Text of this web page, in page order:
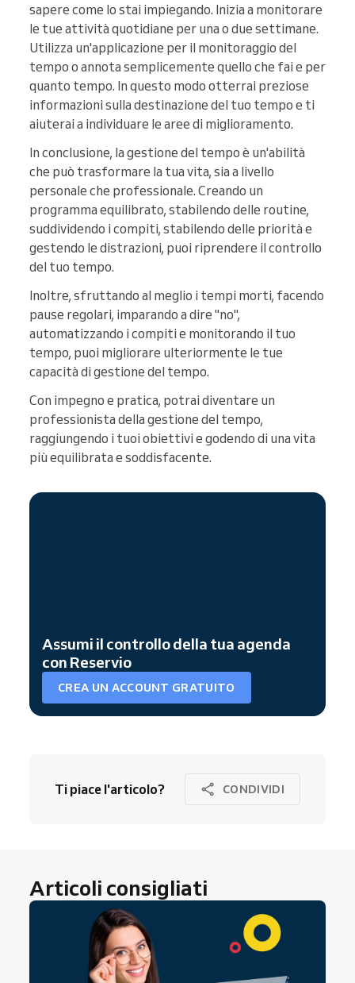
sapere come lo stai impiegando. Inizia a monitorare
le tue attività quotidiane per una o due settimane.
Utilizza un'applicazione per il monitoraggio del
tempo o annota semplicemente quello che fai e per
quanto tempo. In questo modo otterrai preziose
informazioni sulla destinazione del tuo tempo e ti
aiuterai a individuare le aree di miglioramento.
In conclusione, la gestione del tempo è un'abilità
che può trasformare la tua vita, sia a livello
personale che professionale. Creando un
programma equilibrato, stabilendo delle routine,
suddividendo i compiti, stabilendo delle priorità e
gestendo le distrazioni, puoi riprendere il controllo
del tuo tempo.
Inoltre, sfruttando al meglio i tempi morti, facendo
pause regolari, imparando a dire "no",
automatizzando i compiti e monitorando il tuo
tempo, puoi migliorare ulteriormente le tue
capacità di gestione del tempo.
Con impegno e pratica, potrai diventare un
professionista della gestione del tempo,
raggiungendo i tuoi obiettivi e godendo di una vita
più equilibrata e soddisfacente.
Assumi il controllo della tua agenda
con Reservio
CREA UN ACCOUNT GRATUITO
Ti piace l'articolo? CONDIVIDI
Articoli consigliati